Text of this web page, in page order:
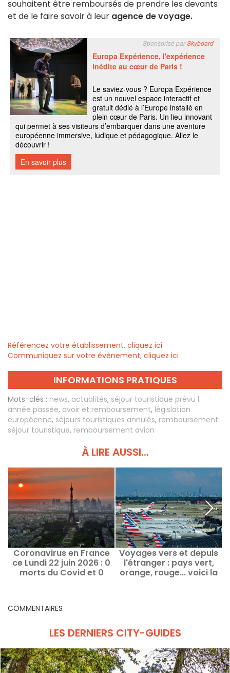
souhaitent être remboursés de prendre les devants
et de le faire savoir à leur agence de voyage.
Référencez votre établissement, cliquez ici
Communiquez sur votre évènement, cliquez ici
INFORMATIONS PRATIQUES
Mots-clés : news, actualités, séjour touristique prévu l
année passée, avoir et remboursement, législation
européenne, séjours touristiques annulés, remboursement
séjour touristique, remboursement avion
À LIRE AUSSI...
Coronavirus en France
ce Lundi 22 juin 2026 : 0
morts du Covid et 0
Voyages vers et depuis
l'étranger : pays vert,
orange, rouge... voici la
COMMENTAIRES
LES DERNIERS CITY-GUIDES